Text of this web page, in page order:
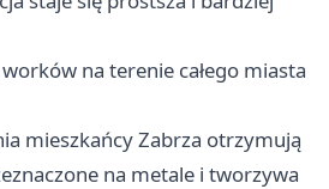
na terenie całego miasta
mieszkańcy Zabrza otrzymują
na metale i tworzywa